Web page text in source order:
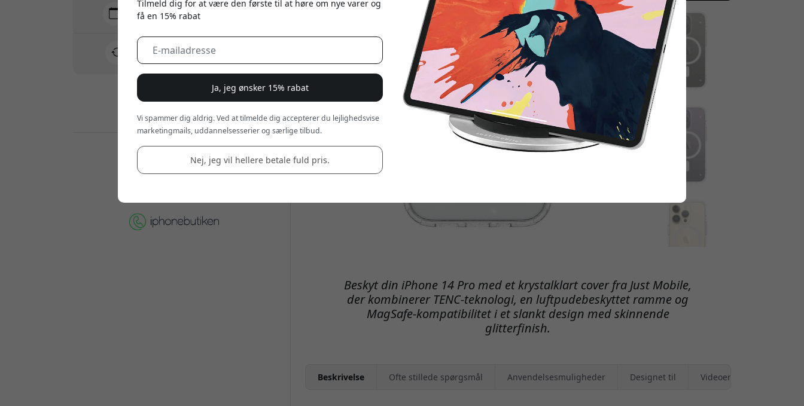
Beskyt din iPhone 14 Pro med et krystalklart cover fra Just Mobile,
der kombinerer TENC-teknologi, en luftpudebeskyttet ramme og
MagSafe-kompatibilitet i et slankt design med skinnende
glitterfinish.
Beskrivelse Ofte stillede spørgsmål Anvendelsesmuligheder Designet til Videoer
Levering 10-12 august
Hurtig og sporbar levering
30 dages returret
Tilmeld dig for at være den første til at høre om nye varer og
få en 15% rabat
Ja, jeg ønsker 15% rabat
Vi spammer dig aldrig. Ved at tilmelde dig accepterer du lejlighedsvise
marketingmails, uddannelsesserier og særlige tilbud.
Nej, jeg vil hellere betale fuld pris.